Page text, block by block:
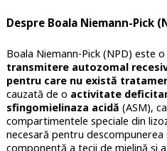
Despre Boala Niemann-Pick
Boala Niemann-Pick (NPD) este o
transmitere autozomal
pentru care nu există
cauzată de o activitate
sfingomielinaza acidă (ASM),
compartimentele speciale din
necesară pentru
componentă a tecii de mielină și